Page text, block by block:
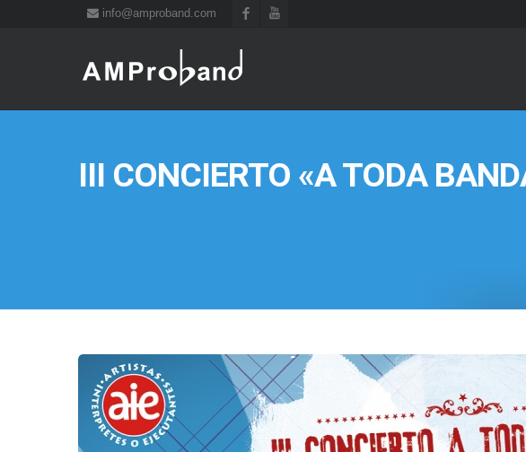
info@amproband.com
III CONCIERTO «A TODA